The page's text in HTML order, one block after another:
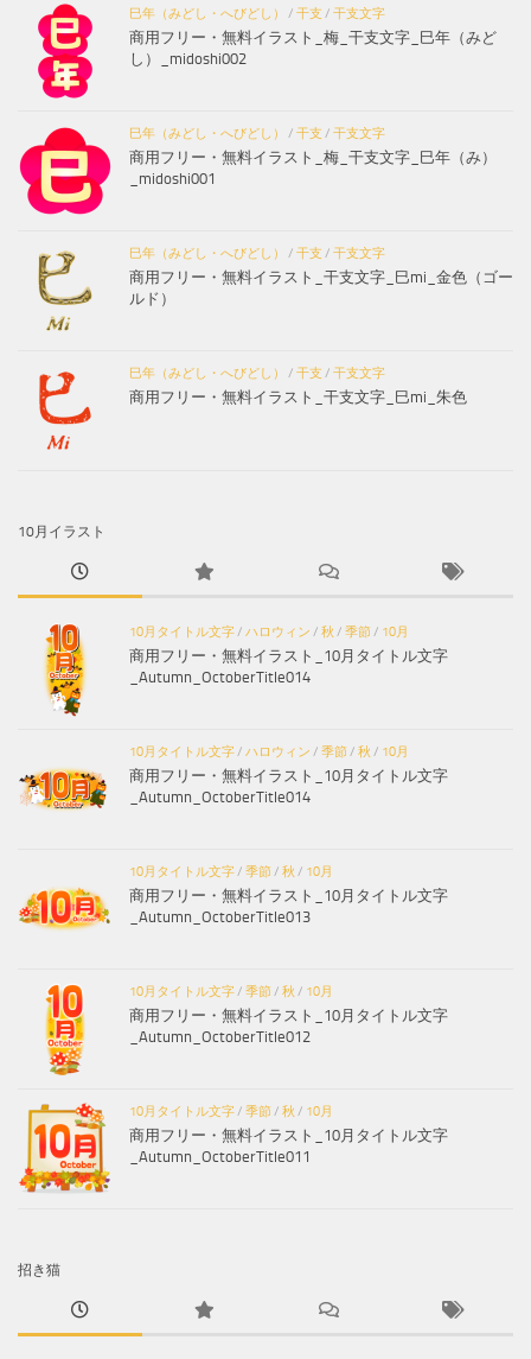
巳年（みどし・へびどし） / 干支 / 干支文字
商用フリー・無料イラスト_梅_干支文字_巳年（みど
し）_midoshi002
巳年（みどし・へびどし） / 干支 / 干支文字
商用フリー・無料イラスト_梅_干支文字_巳年（み）
_midoshi001
巳年（みどし・へびどし） / 干支 / 干支文字
商用フリー・無料イラスト_干支文字_巳mi_金色（ゴー
ルド）
巳年（みどし・へびどし） / 干支 / 干支文字
商用フリー・無料イラスト_干支文字_巳mi_朱色
10月イラスト
10月タイトル文字/ ハロウィン / 秋 / 季節/ 10月
商用フリー・無料イラスト_10月タイトル文字
_Autumn_OctoberTitle014
10月タイトル文字/ ハロウィン / 季節/ 秋 / 10月
商用フリー・無料イラスト_10月タイトル文字
_Autumn_OctoberTitle014
10月タイトル文字/ 季節/ 秋 / 10月
商用フリー・無料イラスト_10月タイトル文字
_Autumn_OctoberTitle013
10月タイトル文字/ 季節/ 秋 / 10月
商用フリー・無料イラスト_10月タイトル文字
_Autumn_OctoberTitle012
10月タイトル文字/ 季節/ 秋 / 10月
商用フリー・無料イラスト_10月タイトル文字
_Autumn_OctoberTitle011
招き猫